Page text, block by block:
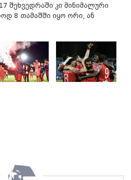
შეხვედრაში კი მინიმალური
8 თამაშში იყო ორი, ან